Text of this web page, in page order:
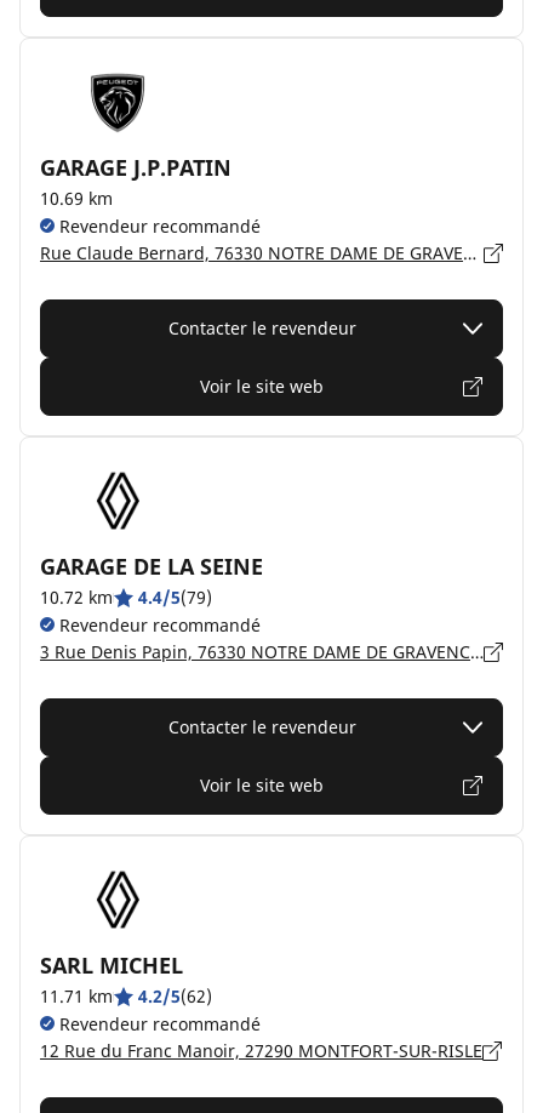
GARAGE J.P.PATIN
10.69 km
Revendeur recommandé
Rue Claude Bernard, 76330 NOTRE DAME DE GRAVENCHON
Contacter le revendeur
Voir le site web
GARAGE DE LA SEINE
10.72 km 4.4/5(79)
Revendeur recommandé
3 Rue Denis Papin, 76330 NOTRE DAME DE GRAVENCHON
Contacter le revendeur
Voir le site web
SARL MICHEL
11.71 km 4.2/5(62)
Revendeur recommandé
12 Rue du Franc Manoir, 27290 MONTFORT-SUR-RISLE